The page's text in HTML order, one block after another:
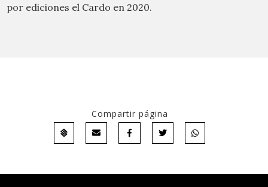
por ediciones el Cardo en 2020.
Compartir página